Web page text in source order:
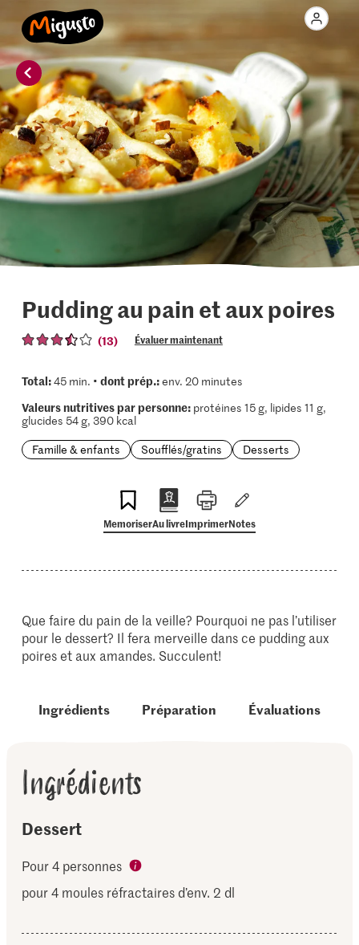
Pudding au pain et aux poires
(13) Évaluer maintenant
Total:45 min. • dont prép.:env. 20 minutes
Valeurs nutritives par personne:protéines 15 g, lipides 11 g,
glucides 54 g, 390 kcal
Famille & enfants
Soufflés/gratins Desserts
MemoriserAu livreImprimerNotes
Que faire du pain de la veille? Pourquoi ne pas l’utiliser
pour le dessert? Il fera merveille dans ce pudding aux
poires et aux amandes. Succulent!
Ingrédients Préparation Évaluations
Ingrédients
Dessert
Pour 4 personnes
pour 4 moules réfractaires d’env. 2 dl